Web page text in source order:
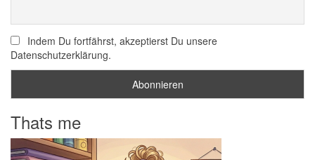
Indem Du fortfährst, akzeptierst Du unsere
Datenschutzerklärung.
Thats me